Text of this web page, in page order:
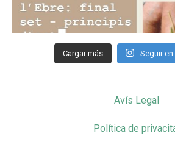
Cargar más Seguir
Avís Legal
Política de